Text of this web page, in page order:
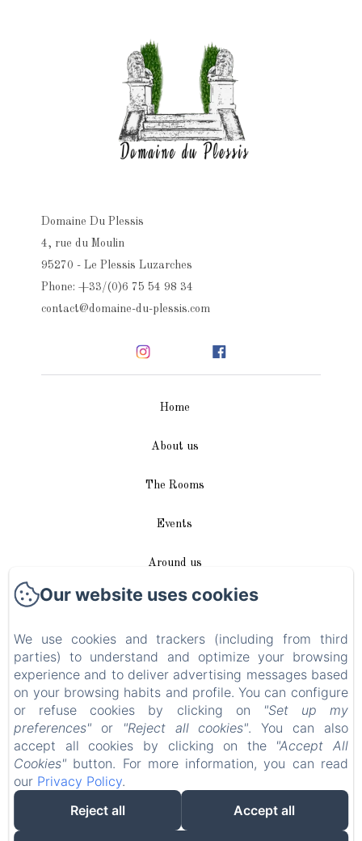
Domaine Du Plessis
4, rue du Moulin
95270 - Le Plessis Luzarches
Phone: +33/(0)6 75 54 98 34
contact@domaine-du-plessis.com
Home
About us
The Rooms
Events
Around us
Access / Contact
Plan du site
Blog
Legal notice
EN FR DE
Powered using Amenitiz
Our website uses cookies
We use cookies and trackers (including from third
parties) to understand and optimize your browsing
experience and to deliver advertising messages based
on your browsing habits and profile. You can configure
or refuse cookies by clicking on
"Set up my
preferences" or "Reject all cookies". You can also
accept all cookies by clicking on the "Accept All
Cookies" button. For more information, you can read
our Privacy Policy.
Reject all
Accept all